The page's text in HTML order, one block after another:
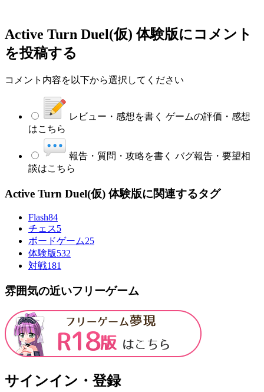
Active Turn Duel(仮) 体験版にコメント
を投稿する
コメント内容を以下から選択してください
レビュー・感想を書く ゲームの評価・感想
はこちら
報告・質問・攻略を書く バグ報告・要望相
談はこちら
Active Turn Duel(仮) 体験版に関連するタグ
Flash84
チェス5
ボードゲーム25
体験版532
対戦181
雰囲気の近いフリーゲーム
サインイン・登録